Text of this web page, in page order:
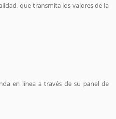
que transmita los valores de la
en línea a través de su panel de